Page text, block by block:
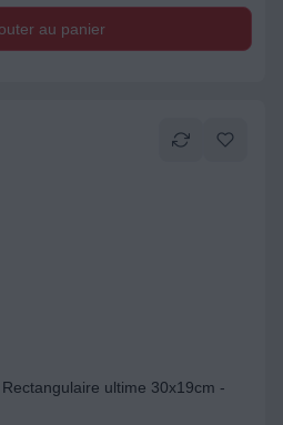
au panier
ultime 30x19cm -